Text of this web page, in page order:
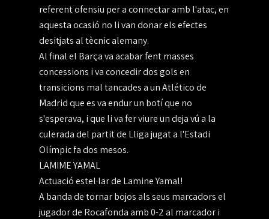
referent ofensiu per a connectar amb l'atac, en
aquesta ocasió no li van donar els efectes
desitjats al tècnic alemany.
Al final el Barça va acabar fent masses
concessions i va concedir dos gols en
transicions mal tancades a un Atlético de
Madrid que es va endur un botí que no
s'esperava, i que li va fer viure un deja vú a la
culerada del partit de Lliga jugat a l'Estadi
Olímpic fa dos mesos.
LAMIME YAMAL
Actuació estel·lar de Lamine Yamal!
A banda de tornar bojos als seus marcadors el
jugador de Rocafonda amb 0-2 al marcador i